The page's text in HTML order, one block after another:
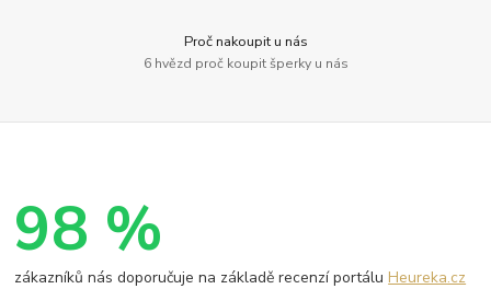
Proč nakoupit u nás
6 hvězd proč koupit šperky u nás
98 %
zákazníků nás doporučuje na základě recenzí portáluHeureka.cz